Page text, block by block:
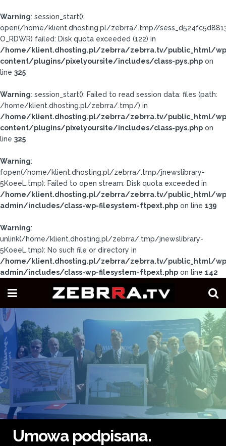
Warning: session_start():
open(/home/klient.dhosting.pl/zebrra/.tmp//
O_RDWR) failed: Disk quota exceeded (122) in
/home/klient.dhosting.pl/zebrra/zebrra.tv/public_html/
content/plugins/pixelyoursite/includes/class-pys.php on
line 325
Warning: session_start(): Failed to read session data: files (path:
/home/klient.dhosting.pl/zebrra/.tmp/) in
/home/klient.dhosting.pl/zebrra/zebrra.tv/public_html/
content/plugins/pixelyoursite/includes/class-pys.php on
line 325
Warning:
fopen(/home/klient.dhosting.pl/zebrra/.tmp/jnewslibrary-
5KoeeL.tmp): Failed to open stream: Disk quota exceeded in
/home/klient.dhosting.pl/zebrra/zebrra.tv/public_html/
admin/includes/class-wp-filesystem-ftpext.php on line 139
Warning:
unlink(/home/klient.dhosting.pl/zebrra/.tmp/jnewslibrary-
5KoeeL.tmp): No such file or directory in
/home/klient.dhosting.pl/zebrra/zebrra.tv/public_html/
admin/includes/class-wp-filesystem-ftpext.php on line 142
Umowa podpisana.